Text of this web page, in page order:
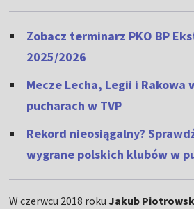
Zobacz terminarz PKO BP
2025/2026
Mecze Lecha, Legii i Rakowa
pucharach w TVP
Rekord nieosiągalny?
wygrane polskich klubów w
W czerwcu 2018 roku Jakub